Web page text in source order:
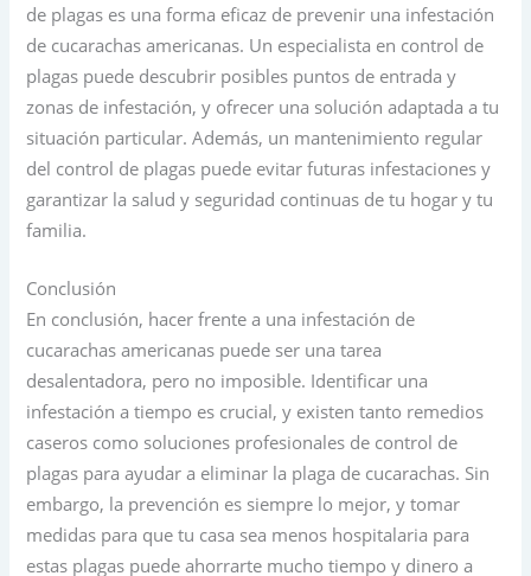
de plagas es una forma eficaz de prevenir una infestación
de cucarachas americanas. Un especialista en control de
plagas puede descubrir posibles puntos de entrada y
zonas de infestación, y ofrecer una solución adaptada a tu
situación particular. Además, un mantenimiento regular
del control de plagas puede evitar futuras infestaciones y
garantizar la salud y seguridad continuas de tu hogar y tu
familia.
Conclusión
En conclusión, hacer frente a una infestación de
cucarachas americanas puede ser una tarea
desalentadora, pero no imposible. Identificar una
infestación a tiempo es crucial, y existen tanto remedios
caseros como soluciones profesionales de control de
plagas para ayudar a eliminar la plaga de cucarachas. Sin
embargo, la prevención es siempre lo mejor, y tomar
medidas para que tu casa sea menos hospitalaria para
estas plagas puede ahorrarte mucho tiempo y dinero a